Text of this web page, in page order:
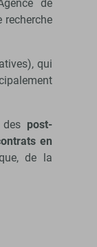
de
qui
post-
en
de la